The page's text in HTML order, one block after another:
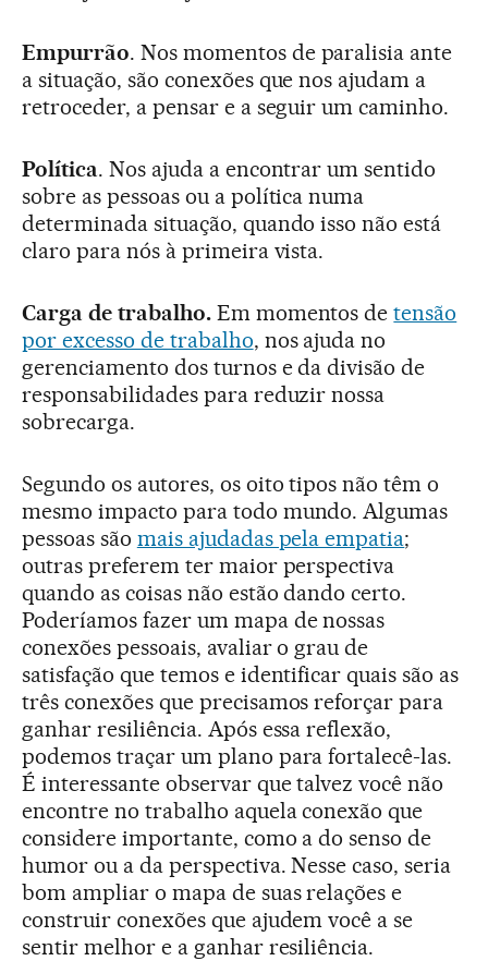
Empurrão. Nos momentos de paralisia ante
a situação, são conexões que nos ajudam a
retroceder, a pensar e a seguir um caminho.
Política. Nos ajuda a encontrar um sentido
sobre as pessoas ou a política numa
determinada situação, quando isso não está
claro para nós à primeira vista.
Carga de trabalho. Em momentos detensão
por excesso de trabalho, nos ajuda no
gerenciamento dos turnos e da divisão de
responsabilidades para reduzir nossa
sobrecarga.
Segundo os autores, os oito tipos não têm o
mesmo impacto para todo mundo. Algumas
pessoas são mais ajudadas pela empatia;
outras preferem ter maior perspectiva
quando as coisas não estão dando certo.
Poderíamos fazer um mapa de nossas
conexões pessoais, avaliar o grau de
satisfação que temos e identificar quais são as
três conexões que precisamos reforçar para
ganhar resiliência. Após essa reflexão,
podemos traçar um plano para fortalecê-las.
É interessante observar que talvez você não
encontre no trabalho aquela conexão que
considere importante, como a do senso de
humor ou a da perspectiva. Nesse caso, seria
bom ampliar o mapa de suas relações e
construir conexões que ajudem você a se
sentir melhor e a ganhar resiliência.